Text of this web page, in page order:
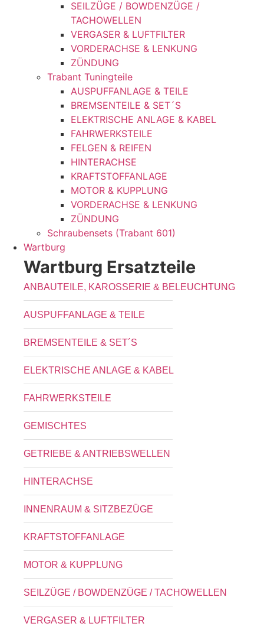
SEILZÜGE / BOWDENZÜGE /
TACHOWELLEN
VERGASER & LUFTFILTER
VORDERACHSE & LENKUNG
ZÜNDUNG
Trabant Tuningteile
AUSPUFFANLAGE & TEILE
BREMSENTEILE & SET´S
ELEKTRISCHE ANLAGE & KABEL
FAHRWERKSTEILE
FELGEN & REIFEN
HINTERACHSE
KRAFTSTOFFANLAGE
MOTOR & KUPPLUNG
VORDERACHSE & LENKUNG
ZÜNDUNG
Schraubensets (Trabant 601)
Wartburg
Wartburg Ersatzteile
ANBAUTEILE, KAROSSERIE & BELEUCHTUNG
AUSPUFFANLAGE & TEILE
BREMSENTEILE & SET´S
ELEKTRISCHE ANLAGE & KABEL
FAHRWERKSTEILE
GEMISCHTES
GETRIEBE & ANTRIEBSWELLEN
HINTERACHSE
INNENRAUM & SITZBEZÜGE
KRAFTSTOFFANLAGE
MOTOR & KUPPLUNG
SEILZÜGE / BOWDENZÜGE / TACHOWELLEN
VERGASER & LUFTFILTER